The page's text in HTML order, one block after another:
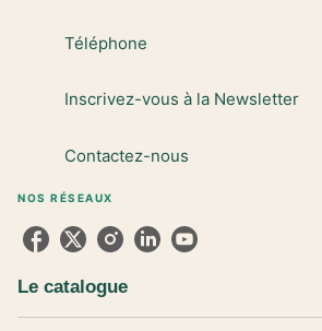
Téléphone
Inscrivez-vous à la Newsletter
Contactez-nous
NOS RÉSEAUX
Le catalogue